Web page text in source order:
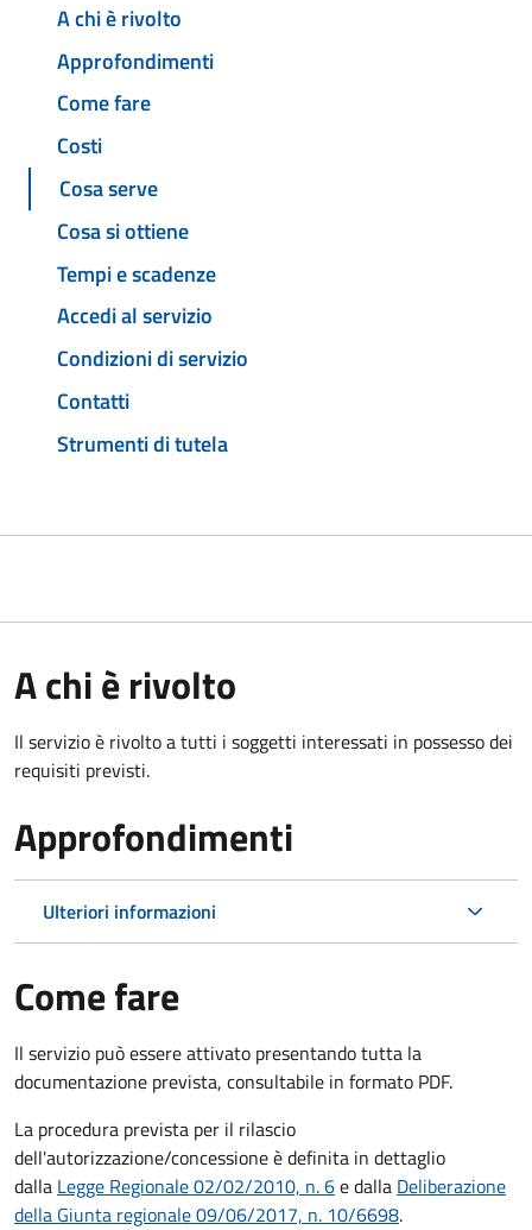
A chi è rivolto
Approfondimenti
Come fare
Costi
Cosa serve
Cosa si ottiene
Tempi e scadenze
Accedi al servizio
Condizioni di servizio
Contatti
Strumenti di tutela
A chi è rivolto
Il servizio è rivolto a tutti i soggetti interessati in possesso dei
requisiti previsti.
Approfondimenti
Ulteriori informazioni
Come fare
Il servizio può essere attivato presentando tutta la
documentazione prevista, consultabile in formato PDF.
La procedura prevista per il rilascio
dell'autorizzazione/concessione è definita in dettaglio
dalla Legge Regionale 02/02/2010, n. 6e dalla Deliberazione
della Giunta regionale 09/06/2017, n. 10/6698.